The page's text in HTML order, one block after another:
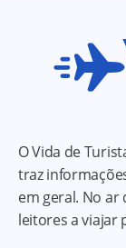
O Vida de
traz
em geral. No ar
leitores a viajar